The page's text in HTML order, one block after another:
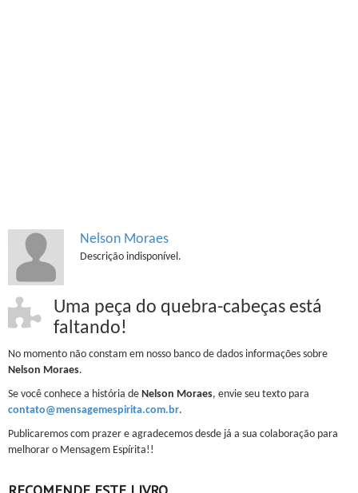
Nelson Moraes
Descrição indisponível.
Uma peça do quebra-cabeças está
faltando!
No momento não constam em nosso banco de dados informações sobre
Nelson Moraes.
Se você conhece a história de Nelson Moraes, envie seu texto para
contato@mensagemespirita.com.br.
Publicaremos com prazer e agradecemos desde já a sua colaboração para
melhorar o Mensagem Espírita!!